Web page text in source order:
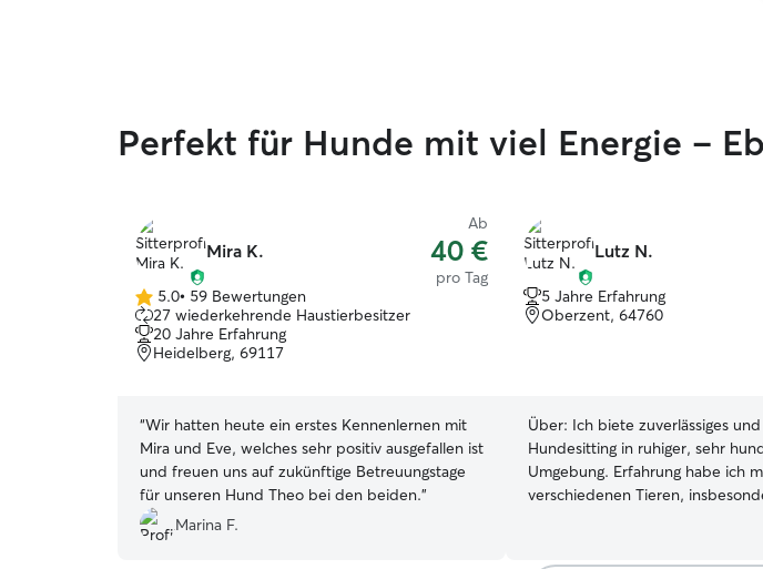
Perfekt für Hunde mit viel Energie –
Mira K.
Ab
40 €
pro Tag
5.0
von
5
Sternen
5.0• 59 Bewertungen
27 wiederkehrende Haustierbesitzer
20 Jahre Erfahrung
Heidelberg, 69117
“Wir hatten heute ein erstes Kennenlernen mit
Mira und Eve, welches sehr positiv ausgefallen ist
und freuen uns auf zukünftige Betreuungstage
für unseren Hund Theo bei den beiden.”
Marina F.
Lutz N.
5 Jahre Erfahrung
Oberzent, 64760
Über: Ich biete zuverlässiges
Hundesitting in ruhiger, sehr
Umgebung. Erfahrung habe ich
verschiedenen Tieren,
zwei vollständig eingezäunten